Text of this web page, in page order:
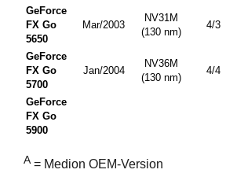
GeForce
FX Go
5650
Mar/2003
NV31M
(130nm)
4/3
GeForce
FX Go
5700
Jan/2004
NV36M
(130nm)
4/4
GeForce
FX Go
5900
A= Medion OEM-Version